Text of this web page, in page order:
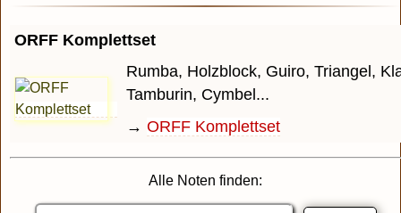
ORFF Komplettset
Rumba, Holzblock, Guiro, Triangel,
Tamburin, Cymbel...
→ ORFF Komplettset
Alle Noten finden: